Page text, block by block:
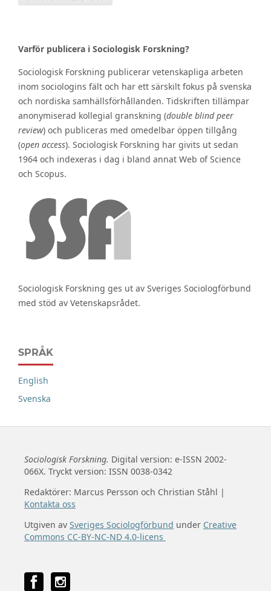
Varför publicera i Sociologisk Forskning?
Sociologisk Forskning publicerar vetenskapliga arbeten
inom sociologins fält och har ett särskilt fokus på svenska
och nordiska samhällsförhållanden. Tidskriften tillämpar
anonymiserad kollegial granskning (double blind peer
review) och publiceras med omedelbar öppen tillgång
(open access). Sociologisk Forskning har givits ut sedan
1964 och indexeras i dag i bland annat Web of Science
och Scopus.
Sociologisk Forskning ges ut av Sveriges Sociologförbund
med stöd av Vetenskapsrådet.
SPRÅK
English
Svenska
Sociologisk Forskning. Digital version: e-ISSN 2002-
066X. Tryckt version: ISSN 0038-0342
Redaktörer: Marcus Persson och Christian Ståhl |
Kontakta oss
Utgiven av Sveriges Sociologförbund under Creative
Commons CC-BY-NC-ND 4.0-licens